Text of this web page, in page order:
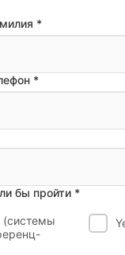
*
*
бы пройти *
(cистемы